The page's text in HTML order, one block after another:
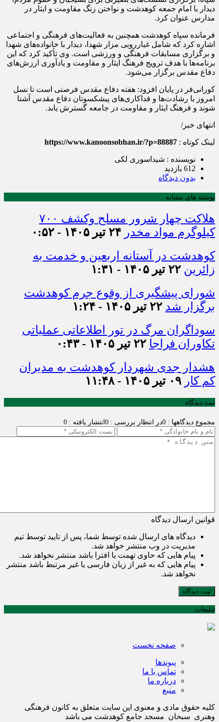
دیدار با امام جمعه کوهدشت و نواختن زنگ مقاومت و ایثار در
مدارس عنوان کرد.
فرمانده سپاه کوهدشت همچنین به فعالیت‌های فرهنگی و اجتماعی
اشاره کرد که شامل غبارروبی مزار شهدا، دیدار با خانواده‌های شهدا
و برگزاری مسابقات فرهنگی و ورزشی است. وی تأکید کرد که این
برنامه‌ها با هدف ترویج فرهنگ ایثار و مقاومت و یادآوری ارزش‌های
دفاع مقدس برگزار می‌شود.
کورانی‌فر در پایان افزود: هفته دفاع مقدس فرصتی است تا نسل
امروز با رشادت‌ها و فداکاری‌های پیشکسوتان دفاع مقدس آشنا
شوند و فرهنگ ایثار و مقاومت در جامعه گسترش یابد.
انتهای خبر/
لینک کوتاه : https://www.kanoonsobhan.ir/?p=88887
نویسنده : شیداسوری لکی
612 بازدید
بدون دیدگاه
نوشته های مشابه
هلاکت چهار شرور مسلح وکشف ۷۰۰
کیلوگرم مواد مخدر ۲۴ تیر ۱۴۰۵ - ۰:۵۲
کوهدشت در آستانه اربعین و خدمت‌ به
زائرین ۲۲ تیر ۱۴۰۵ - ۱:۳۱
شورای پیشگیری از وقوع جرم کوهدشت
برگزار شد ۲۲ تیر ۱۴۰۵ - ۱:۲۴
سوداگران مرگ در تور اطلاعاتی عملیاتی
تکاوران فراجا ۲۲ تیر ۱۴۰۵ - ۰:۴۳
هشدار جدی شهردار کوهدشت به مدیران
کم کار ۰۹ تیر ۱۴۰۵ - ۱۱:۴۸
ثبت دیدگاه
مجموع دیدگاهها : 0 در انتظار بررسی : 0 انتشار یافته : 0
قوانین ارسال دیدگاه
دیدگاه های ارسال شده توسط شما، پس از تایید توسط تیم
مدیریت در وب منتشر خواهد شد.
پیام هایی که حاوی تهمت یا افترا باشد منتشر نخواهد شد.
پیام هایی که به غیر از زبان فارسی یا غیر مرتبط باشد منتشر
نخواهد شد.
ثبت دیدگاه
تبلیغات
صفحه نخست
پیوندها
تماس با ما
درباره ما
منبع
کلیه حقوق مادی و معنوی این سایت متعلق به کانون فرهنگی
وهنری سبحان مسجد جامع کوهدشت می باشد